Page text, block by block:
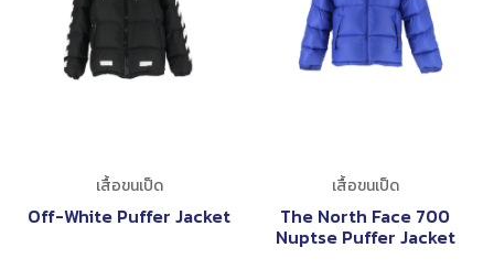
เสื้อขนเป็ด
Off-White Puffer Jacket
เสื้อขนเป็ด
The North Face 700
Nuptse Puffer Jacket